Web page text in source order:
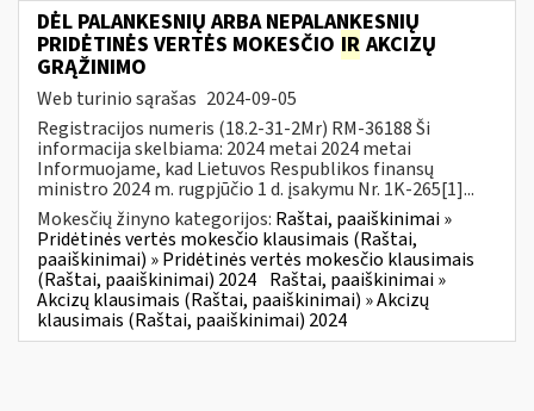
DĖL PALANKESNIŲ ARBA NEPALANKESNIŲ
PRIDĖTINĖS VERTĖS MOKESČIO IR AKCIZŲ
GRĄŽINIMO
Web turinio sąrašas 2024-09-05
Registracijos numeris (18.2-31-2Mr) RM-36188 Ši
informacija skelbiama: 2024 metai 2024 metai
Informuojame, kad Lietuvos Respublikos finansų
ministro 2024 m. rugpjūčio 1 d. įsakymu Nr. 1K-265[1]...
Mokesčių žinyno kategorijos: Raštai, paaiškinimai »
Pridėtinės vertės mokesčio klausimais (Raštai,
paaiškinimai) » Pridėtinės vertės mokesčio klausimais
(Raštai, paaiškinimai) 2024 Raštai, paaiškinimai »
Akcizų klausimais (Raštai, paaiškinimai) » Akcizų
klausimais (Raštai, paaiškinimai) 2024